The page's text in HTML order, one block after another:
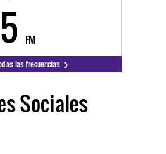
FM
las frecuencias
Sociales